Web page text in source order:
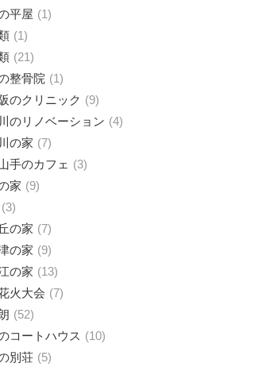
平屋
1
1
21
整骨院
1
のクリニック
9
のリノベーション
4
の家
7
手のカフェ
3
家
9
3
の家
7
の家
9
の家
13
火大会
7
52
コートハウス
10
別荘
5